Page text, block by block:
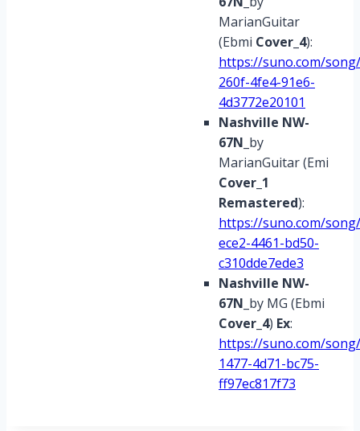
MarianGuitar
(Ebmi Cover_4):
https://suno.com/
260f-4fe4-91e6-
4d3772e20101
Nashville NW-
67N _by
MarianGuitar (Emi
Cover_1
Remastered):
https://suno.com/
ece2-4461-bd50-
c310dde7ede3
Nashville NW-
67N _by MG (Ebmi
Cover_4) Ex:
https://suno.com/
1477-4d71-bc75-
ff97ec817f73